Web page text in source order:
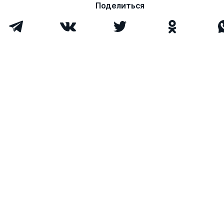
Поделиться